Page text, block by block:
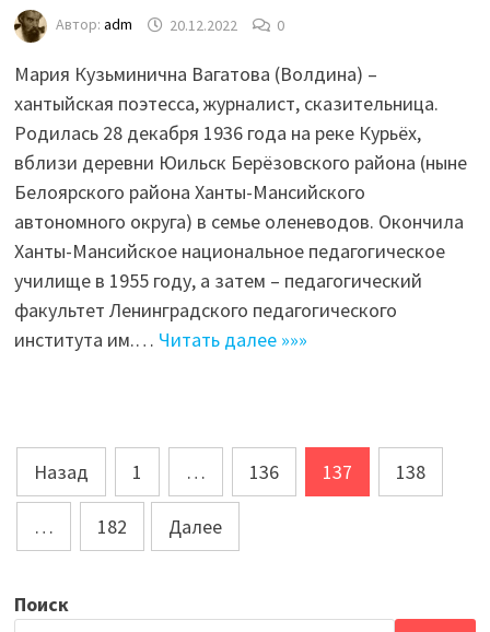
Автор: adm 20.12.2022 0
Мария Кузьминична Вагатова (Волдина) –
хантыйская поэтесса, журналист, сказительница.
Родилась 28 декабря 1936 года на реке Курьёх,
вблизи деревни Юильск Берёзовского района (ныне
Белоярского района Ханты-Мансийского
автономного округа) в семье оленеводов. Окончила
Ханты-Мансийское национальное педагогическое
училище в 1955 году, а затем – педагогический
факультет Ленинградского педагогического
института им.… Читать далее »»»
Навигация
по
записям
Назад 1 … 136 137 138
… 182 Далее
Поиск